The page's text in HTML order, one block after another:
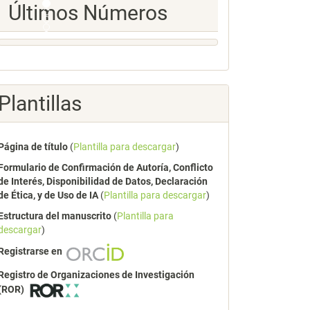
Últimos Números
de título (Plantilla para descargar)
de Confirmación de Autoría, Conflicto
Interés, Disponibilidad de Datos, Declaración
Ética, y de Uso de IA (Plantilla para descargar)
del manuscrito (Plantilla para
)
en
de Organizaciones de Investigación